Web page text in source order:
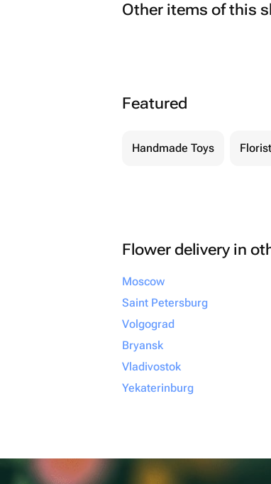
Other items of this
Featured
Handmade Toys
Flower delivery in
Moscow
Saint Petersburg
Volgograd
Bryansk
Vladivostok
Yekaterinburg